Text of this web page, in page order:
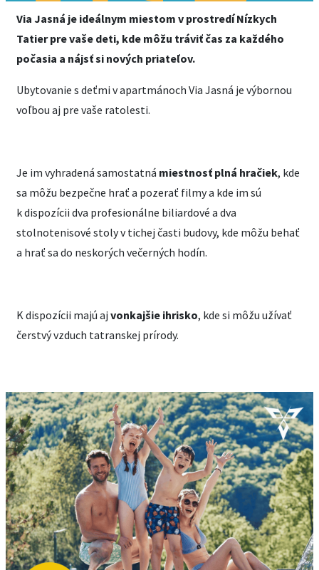
Via Jasná je ideálnym miestom v prostredí Nízkych
Tatier pre vaše deti, kde môžu tráviť čas za každého
počasia a nájsť si nových priateľov.
Ubytovanie s deťmi v apartmánoch Via Jasná je výbornou
voľbou aj pre vaše ratolesti.
Je im vyhradená samostatná miestnosť plná hračiek, kde
sa môžu bezpečne hrať a pozerať filmy a kde im sú
k dispozícii dva profesionálne biliardové a dva
stolnotenisové stoly v tichej časti budovy, kde môžu behať
a hrať sa do neskorých večerných hodín.
K dispozícii majú aj vonkajšie ihrisko, kde si môžu užívať
čerstvý vzduch tatranskej prírody.